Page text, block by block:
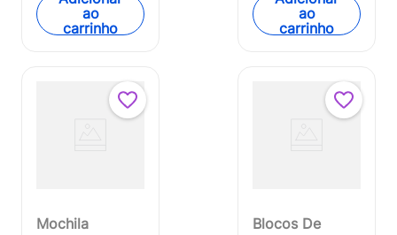
ao
carrinho
ao
carrinho
Mochila
Blocos De